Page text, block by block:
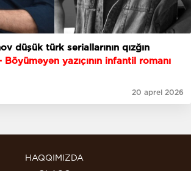
düşük türk seriallarının qızğın
Böyüməyən yazıçının infantil romanı
20 aprel 2026
HAQQIMIZDA